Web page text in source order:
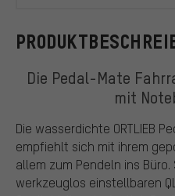
Die Pedal-Mate
mit
Die wasserdichte ORTLIEB
empfiehlt sich mit ihrem
allem zum Pendeln ins Büro.
werkzeuglos einstellbaren